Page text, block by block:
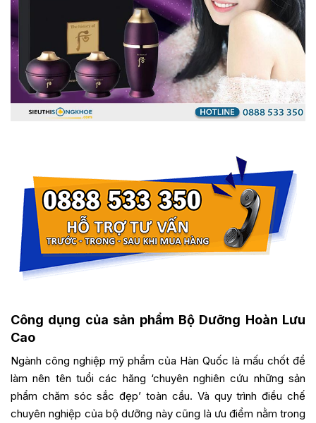
Công dụng của sản phẩm Bộ Dưỡng Hoàn Lưu
Cao
Ngành công nghiệp mỹ phẩm của Hàn Quốc là mấu chốt để
làm nên tên tuổi các hãng ‘chuyên nghiên cứu những sản
phẩm chăm sóc sắc đẹp’ toàn cầu. Và quy trình điều chế
chuyên nghiệp của bộ dưỡng này cũng là ưu điểm nằm trong